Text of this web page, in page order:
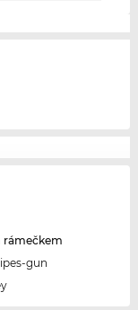
rámečkem
gun